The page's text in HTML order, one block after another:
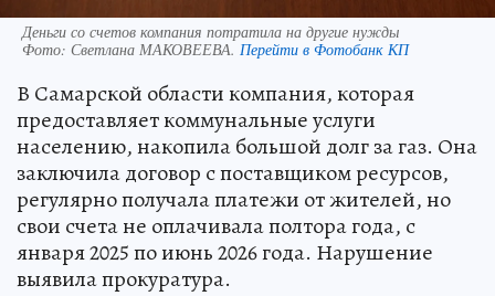
Деньги со счетов компания потратила на другие нужды
Фото: Светлана МАКОВЕЕВА. Перейти в Фотобанк КП
В Самарской области компания, которая
предоставляет коммунальные услуги
населению, накопила большой долг за газ. Она
заключила договор с поставщиком ресурсов,
регулярно получала платежи от жителей, но
свои счета не оплачивала полтора года, с
января 2025 по июнь 2026 года. Нарушение
выявила прокуратура.